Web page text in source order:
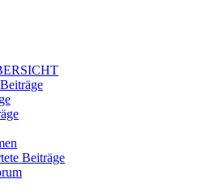
Beiträge
Beiträge